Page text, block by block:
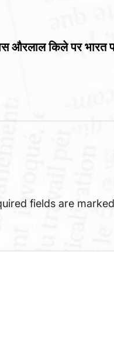
औरलाल किले पर भारत
fields are marked